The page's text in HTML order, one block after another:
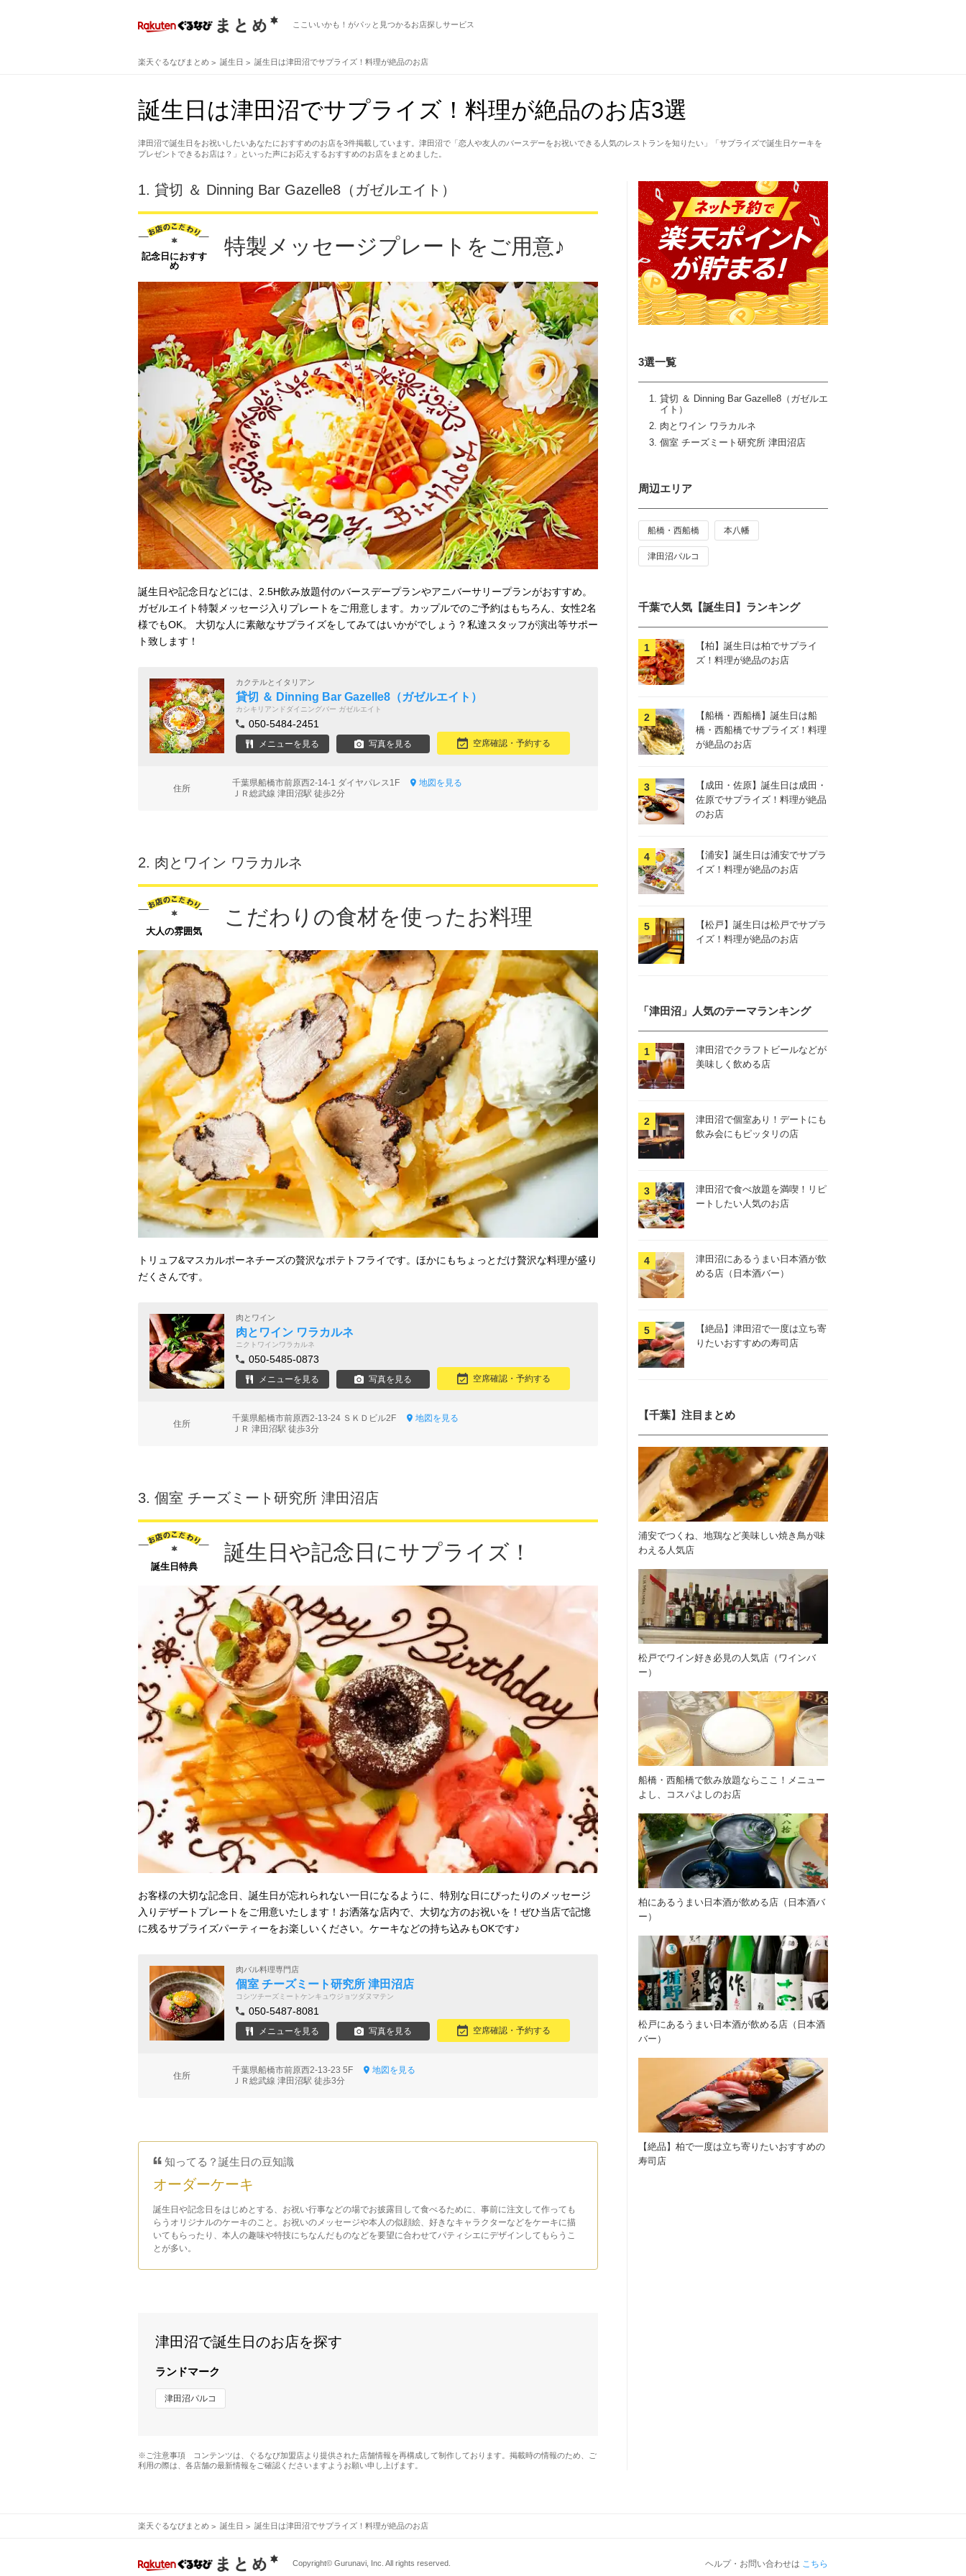
ここいいかも！がパッと見つかるお店探しサービス
楽天ぐるなびまとめ 誕生日 誕生日は津田沼でサプライズ！料理が絶品のお店
誕生日は津田沼でサプライズ！料理が絶品のお店3選
津田沼で誕生日をお祝いしたいあなたにおすすめのお店を3件掲載しています。津田沼で「恋人や友人のバースデーをお祝いできる人気のレストランを知りたい」「サプライズで誕生日ケーキを
プレゼントできるお店は？」といった声にお応えするおすすめのお店をまとめました。
3選一覧
貸切 ＆ Dinning Bar Gazelle8（ガゼルエ
イト）
肉とワイン ワラカルネ
個室 チーズミート研究所 津田沼店
1. 貸切 ＆ Dinning Bar Gazelle8（ガゼルエイト）
記念日におすす
め
特製メッセージプレートをご用意♪
誕生日や記念日などには、2.5H飲み放題付のバースデープランやアニバーサリープランがおすすめ。
ガゼルエイト特製メッセージ入りプレートをご用意します。カップルでのご予約はもちろん、女性2名
様でもOK。 大切な人に素敵なサプライズをしてみてはいかがでしょう？私達スタッフが演出等サポー
ト致します！
カクテルとイタリアン
貸切 ＆ Dinning Bar Gazelle8（ガゼルエイト）
カシキリアンドダイニングバー ガゼルエイト
050-5484-2451
メニューを見る 写真を見る 空席確認・予約する
住所
千葉県船橋市前原西2-14-1 ダイヤパレス1F
地図を見る
ＪＲ総武線 津田沼駅 徒歩2分
2. 肉とワイン ワラカルネ
大人の雰囲気
こだわりの食材を使ったお料理
トリュフ&マスカルポーネチーズの贅沢なポテトフライです。ほかにもちょっとだけ贅沢な料理が盛り
だくさんです。
肉とワイン
肉とワイン ワラカルネ
ニクトワインワラカルネ
050-5485-0873
メニューを見る 写真を見る 空席確認・予約する
住所
千葉県船橋市前原西2-13-24 ＳＫＤビル2F
地図を見る
ＪＲ 津田沼駅 徒歩3分
3. 個室 チーズミート研究所 津田沼店
誕生日特典
誕生日や記念日にサプライズ！
お客様の大切な記念日、誕生日が忘れられない一日になるように、特別な日にぴったりのメッセージ
入りデザートプレートをご用意いたします！お洒落な店内で、大切な方のお祝いを！ぜひ当店で記憶
に残るサプライズパーティーをお楽しいください。ケーキなどの持ち込みもOKです♪
肉バル料理専門店
個室 チーズミート研究所 津田沼店
コシツチーズミートケンキュウジョツダヌマテン
050-5487-8081
メニューを見る 写真を見る 空席確認・予約する
住所
千葉県船橋市前原西2-13-23 5F
地図を見る
ＪＲ総武線 津田沼駅 徒歩3分
知ってる？誕生日の豆知識
オーダーケーキ
誕生日や記念日をはじめとする、お祝い行事などの場でお披露目して食べるために、事前に注文して作っても
らうオリジナルのケーキのこと。お祝いのメッセージや本人の似顔絵、好きなキャラクターなどをケーキに描
いてもらったり、本人の趣味や特技にちなんだものなどを要望に合わせてパティシエにデザインしてもらうこ
とが多い。
津田沼で誕生日のお店を探す
ランドマーク
津田沼パルコ
※ご注意事項 コンテンツは、ぐるなび加盟店より提供された店舗情報を再構成して制作しております。掲載時の情報のため、ご
利用の際は、各店舗の最新情報をご確認くださいますようお願い申し上げます。
周辺エリア
船橋・西船橋 本八幡
津田沼パルコ
千葉で人気【誕生日】ランキング
【柏】誕生日は柏でサプライ
ズ！料理が絶品のお店
【船橋・西船橋】誕生日は船
橋・西船橋でサプライズ！料理
が絶品のお店
【成田・佐原】誕生日は成田・
佐原でサプライズ！料理が絶品
のお店
【浦安】誕生日は浦安でサプラ
イズ！料理が絶品のお店
【松戸】誕生日は松戸でサプラ
イズ！料理が絶品のお店
「津田沼」人気のテーマランキング
津田沼でクラフトビールなどが
美味しく飲める店
津田沼で個室あり！デートにも
飲み会にもピッタリの店
津田沼で食べ放題を満喫！リピ
ートしたい人気のお店
津田沼にあるうまい日本酒が飲
める店（日本酒バー）
【絶品】津田沼で一度は立ち寄
りたいおすすめの寿司店
【千葉】注目まとめ
浦安でつくね、地鶏など美味しい焼き鳥が味
わえる人気店
松戸でワイン好き必見の人気店（ワインバ
ー）
船橋・西船橋で飲み放題ならここ！メニュー
よし、コスパよしのお店
柏にあるうまい日本酒が飲める店（日本酒バ
ー）
松戸にあるうまい日本酒が飲める店（日本酒
バー）
【絶品】柏で一度は立ち寄りたいおすすめの
寿司店
楽天ぐるなびまとめ 誕生日 誕生日は津田沼でサプライズ！料理が絶品のお店
ヘルプ・お問い合わせは こちら
Copyright© Gurunavi, Inc. All rights reserved.